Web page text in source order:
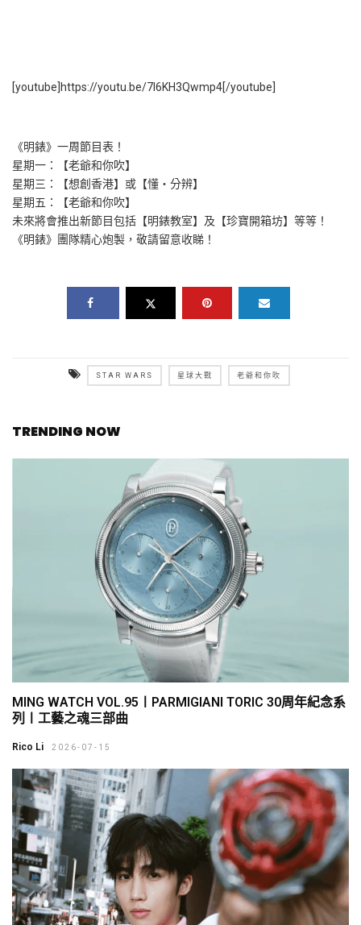
[youtube]https://youtu.be/7l6KH3Qwmp4[/youtube]
《明錶》一周節目表！
星期一：【老爺和你吹】
星期三：【想創香港】或【懂‧分辨】
星期五：【老爺和你吹】
未來將會推出新節目包括【明錶教室】及【珍寶開箱坊】等等！
《明錶》團隊精心炮製，敬請留意收睇！
STAR WARS 星球大戰 老爺和你吹
TRENDING NOW
MING WATCH VOL.95〡PARMIGIANI TORIC 30周年紀念系
列〡工藝之魂三部曲
Rico Li 2026-07-15